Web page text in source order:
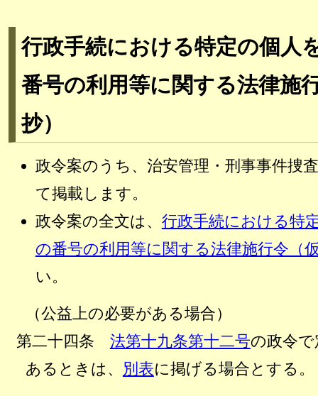
行政手続における特定の個人
番号の利用等に関する法律施
抄）
政令案のうち、治安管理・刑事事件捜
て掲載します。
政令案の全文は、 行政手続における特
の番号の利用等に関する法律施行令（
い。
（公益上の必要がある場合）
第二十四条 法第十九条第十二号の政令
あるときは、 別表に掲げる場合とする。